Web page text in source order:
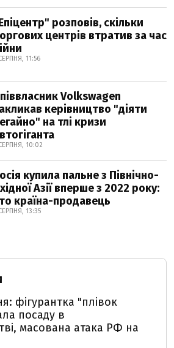
розповів, скільки
центрів втратив за час
11:56
Volkswagen
керівництво "діяти
на тлі кризи
10:02
купила пальне з Північно-
Азії вперше з 2022 року:
країна-продавець
13:35
фігурантка "плівок
посаду в
масована атака РФ на